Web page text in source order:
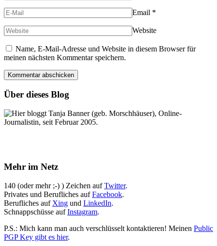
Email *
Website
Name, E-Mail-Adresse und Website in diesem Browser für
meinen nächsten Kommentar speichern.
Über dieses Blog
Hier bloggt Tanja Banner (geb. Morschhäuser), Online-
Journalistin, seit Februar 2005.
Mehr im Netz
140 (oder mehr ;-) ) Zeichen aufTwitter.
Privates und Berufliches aufFacebook.
Berufliches auf Xing und LinkedIn.
Schnappschüsse aufInstagram.
P.S.: Mich kann man auch verschlüsselt kontaktieren! Meinen Public
PGP Key gibt es hier.